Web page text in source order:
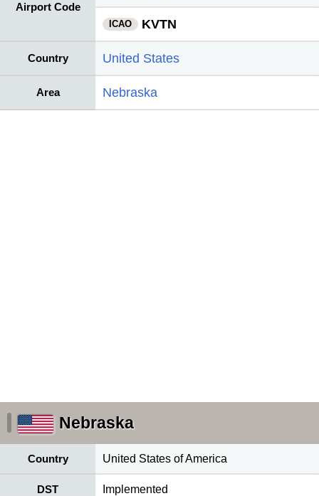
Airport Code
ICAO KVTN
Country United States
Area Nebraska
Nebraska
Country United States of America
DST Implemented